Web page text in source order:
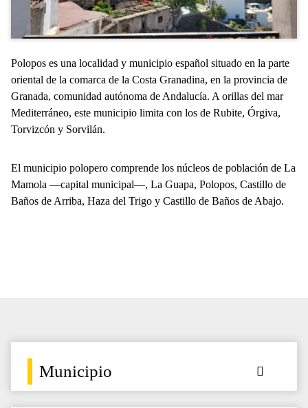
Polopos es una localidad y municipio español situado en la parte
oriental de la comarca de la Costa Granadina, en la provincia de
Granada, comunidad autónoma de Andalucía. A orillas del mar
Mediterráneo, este municipio limita con los de Rubite, Órgiva,
Torvizcón y Sorvilán.
El municipio polopero comprende los núcleos de población de La
Mamola —capital municipal—, La Guapa, Polopos, Castillo de
Baños de Arriba, Haza del Trigo y Castillo de Baños de Abajo.
Municipio